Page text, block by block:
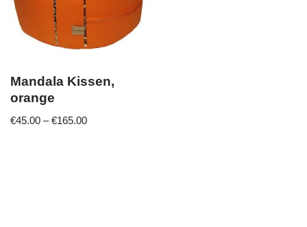
Mandala Kissen,
orange
€45.00 –€165.00